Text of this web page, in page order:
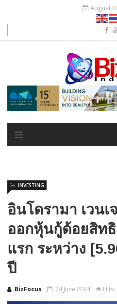
August
อินโดรามา เวนเ
ออกหุ้นกู้ด้อยสิทธิ
แรก ระหว่าง
ปี
BizFocus
INVESTING
24 June 2024 Hits: